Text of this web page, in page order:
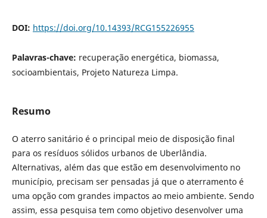
DOI: https://doi.org/10.14393/RCG155226955
Palavras-chave: recuperação energética, biomassa,
socioambientais, Projeto Natureza Limpa.
Resumo
O aterro sanitário é o principal meio de disposição final
para os resíduos sólidos urbanos de Uberlândia.
Alternativas, além das que estão em desenvolvimento no
município, precisam ser pensadas já que o aterramento é
uma opção com grandes impactos ao meio ambiente. Sendo
assim, essa pesquisa tem como objetivo desenvolver uma